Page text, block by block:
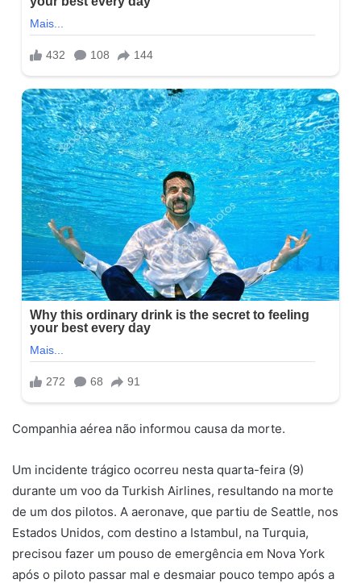
Companhia aérea não informou causa da morte.
Um incidente trágico ocorreu nesta quarta-feira (9)
durante um voo da Turkish Airlines, resultando na morte
de um dos pilotos. A aeronave, que partiu de Seattle, nos
Estados Unidos, com destino a Istambul, na Turquia,
precisou fazer um pouso de emergência em Nova York
após o piloto passar mal e desmaiar pouco tempo após a